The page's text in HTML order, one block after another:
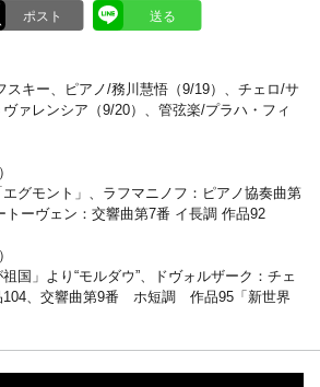
スキー、ピアノ/務川慧悟（9/19）、チェロ/サ
ァレンシア（9/20）、管弦楽/プラハ・フィ
グモント」、ラフマニノフ：ピアノ協奏曲第
トーヴェン：交響曲第7番 イ長調 作品92
国」より“モルダウ”、ドヴォルザーク：チェ
、交響曲第9番 ホ短調 作品95「新世界